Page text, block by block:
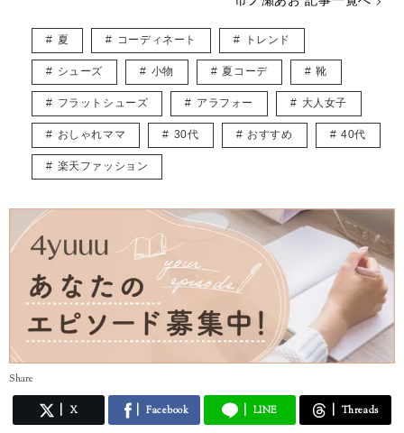
読者さんと同じ目線だからこそ書ける、見て・読んで楽しめる記事づく
りを心がけています。
https://x.com/2929_sdn
夏 コーディネート トレンド
シューズ 小物 夏コーデ 靴
フラットシューズ アラフォー 大人女子
おしゃれママ 30代 おすすめ 40代
楽天ファッション
Share
X Facebook LINE Threads